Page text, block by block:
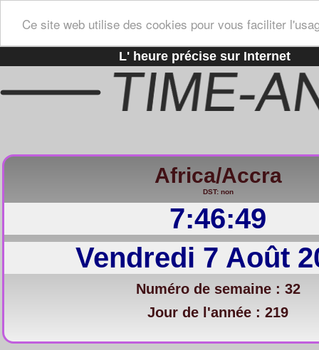
Ce site web utilise des cookies pour vous faciliter
L' heure précise sur Internet
Africa/Accra
DST: non
7:46:50
Vendredi 7 Août
Numéro de semaine : 32
Jour de l'année : 219